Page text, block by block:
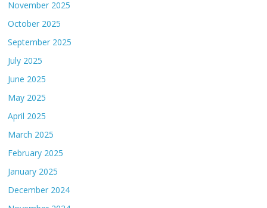
November 2025
October 2025
September 2025
July 2025
June 2025
May 2025
April 2025
March 2025
February 2025
January 2025
December 2024